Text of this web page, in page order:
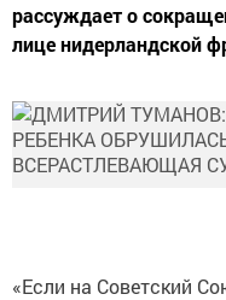
рассуждает о
лице нидерландской
«Если на Советский